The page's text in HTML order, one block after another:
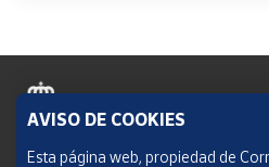
Política de cookies
AVISO DE COOKIES
Esta página web, propiedad de